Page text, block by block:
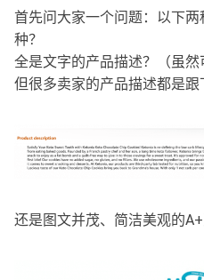
首先问大家一个问题：以下
种？
全是文字的产品描述？（虽然
但很多卖家的产品描述都是跟
还是图文并茂、简洁美观的A+